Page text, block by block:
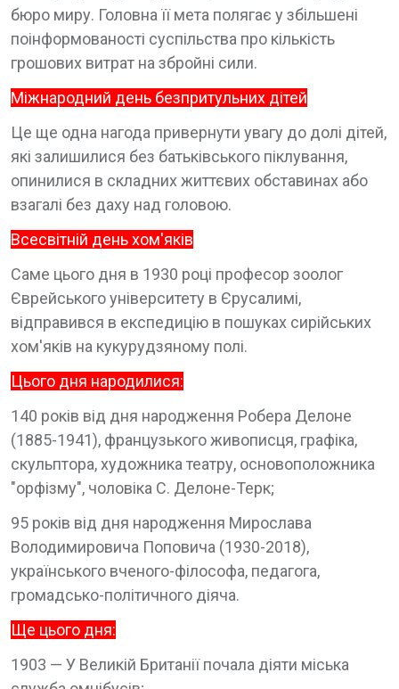
бюро миру. Головна її мета полягає у збільшені
поінформованості суспільства про кількість
грошових витрат на збройні сили.
Міжнародний день безпритульних дітей
Це ще одна нагода привернути увагу до долі дітей,
які залишилися без батьківського піклування,
опинилися в складних життєвих обставинах або
взагалі без даху над головою.
Всесвітній день хом'яків
Саме цього дня в 1930 році професор зоолог
Єврейського університету в Єрусалимі,
відправився в експедицію в пошуках сирійських
хом'яків на кукурудзяному полі.
Цього дня народилися:
140 років від дня народження Робера Делоне
(1885-1941), французького живописця, графіка,
скульптора, художника театру, основоположника
"орфізму", чоловіка С. Делоне-Терк;
95 років від дня народження Мирослава
Володимировича Поповича (1930-2018),
українського вченого-філософа, педагога,
громадсько-політичного діяча.
Ще цього дня:
1903 — У Великій Британії почала діяти міська